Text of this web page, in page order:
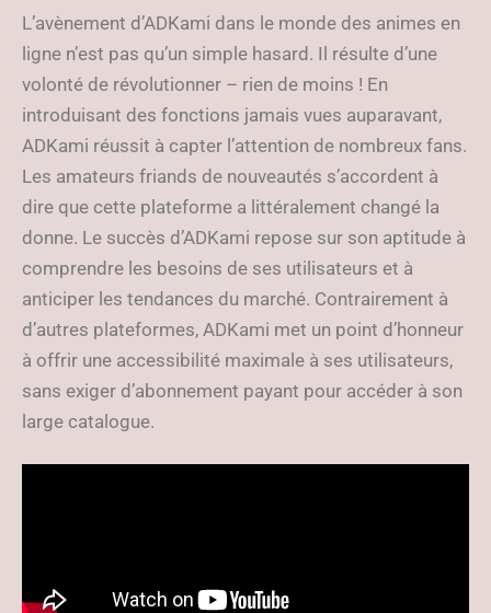
L’avènement d’ADKami dans le monde des animes en
ligne n’est pas qu’un simple hasard. Il résulte d’une
volonté de révolutionner – rien de moins ! En
introduisant des fonctions jamais vues auparavant,
ADKami réussit à capter l’attention de nombreux fans.
Les amateurs friands de nouveautés s’accordent à
dire que cette plateforme a littéralement changé la
donne. Le succès d’ADKami repose sur son aptitude à
comprendre les besoins de ses utilisateurs et à
anticiper les tendances du marché. Contrairement à
d’autres plateformes, ADKami met un point d’honneur
à offrir une accessibilité maximale à ses utilisateurs,
sans exiger d’abonnement payant pour accéder à son
large catalogue.